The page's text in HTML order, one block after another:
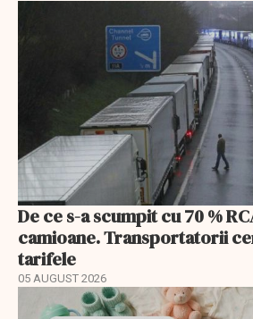
De ce s-a scumpit cu 70 %
camioane. Transportatorii
tarifele
05 AUGUST 2026